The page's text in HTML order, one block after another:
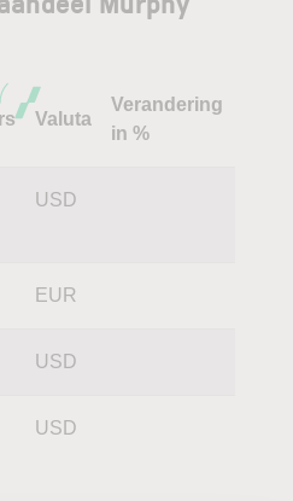
Valuta
Verandering
in %
USD
EUR
USD
USD